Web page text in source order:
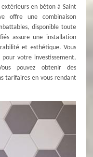
en béton à Saint
offre une combinaison
disponible toute
assure une installation
et esthétique. Vous
votre investissement,
pouvez obtenir des
tarifaires en vous rendant